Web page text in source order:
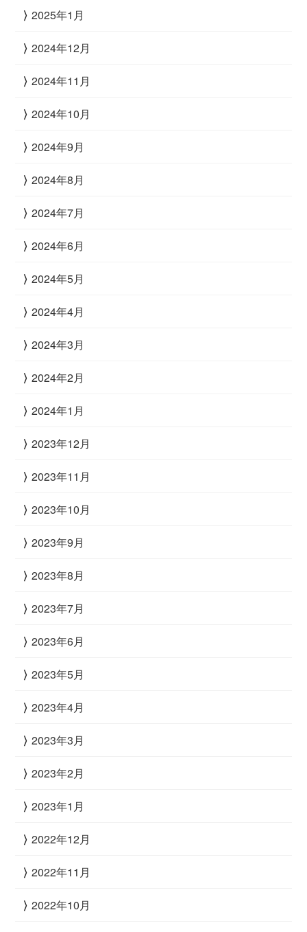
2025年1月
2024年12月
2024年11月
2024年10月
2024年9月
2024年8月
2024年7月
2024年6月
2024年5月
2024年4月
2024年3月
2024年2月
2024年1月
2023年12月
2023年11月
2023年10月
2023年9月
2023年8月
2023年7月
2023年6月
2023年5月
2023年4月
2023年3月
2023年2月
2023年1月
2022年12月
2022年11月
2022年10月